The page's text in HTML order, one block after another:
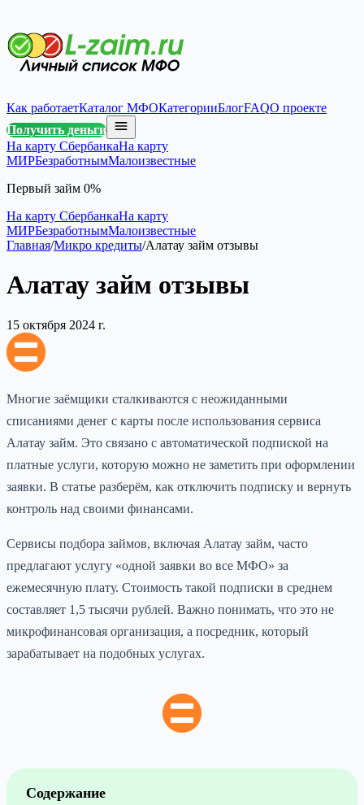
Как работаетКаталог МФОКатегорииБлогFAQО проекте
Получить деньги
На карту СбербанкаНа карту
МИРБезработнымМалоизвестные
Первый займ 0%
На карту СбербанкаНа карту
МИРБезработнымМалоизвестные
Главная/Микро кредиты/Алатау займ отзывы
Алатау займ отзывы
15 октября 2024 г.
Многие заёмщики сталкиваются с неожиданными
списаниями денег с карты после использования сервиса
Алатау займ. Это связано с автоматической подпиской на
платные услуги, которую можно не заметить при оформлении
заявки. В статье разберём, как отключить подписку и вернуть
контроль над своими финансами.
Сервисы подбора займов, включая Алатау займ, часто
предлагают услугу «одной заявки во все МФО» за
ежемесячную плату. Стоимость такой подписки в среднем
составляет 1,5 тысячи рублей. Важно понимать, что это не
микрофинансовая организация, а посредник, который
зарабатывает на подобных услугах.
Содержание